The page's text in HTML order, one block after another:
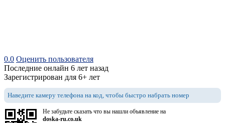
0.0 Оценить пользователя
Последние онлайн 6 лет назад
Зарегистрирован для 6+ лет
Наведите камеру телефона на код, чтобы быстро набрать номер
Не забудьте сказать что вы нашли объявление на
doska-ru.co.uk